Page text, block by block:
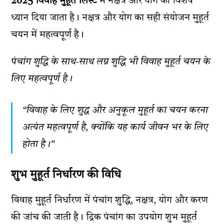
ध्यान दिया जाता है। नक्षत्र और योग का सही संयोजन मुहूर्त
चयन में महत्वपूर्ण है।
पंचांग शुद्धि के साथ-साथ लग्न शुद्धि भी विवाह मुहूर्त चयन के
लिए महत्वपूर्ण है।
“विवाह के लिए शुद्ध और अनुकूल मुहूर्त का चयन करना
अत्यंत महत्वपूर्ण है, क्योंकि यह कार्य जीवन भर के लिए
होता है।”
शुभ मुहूर्त निर्धारण की विधि
विवाह मुहूर्त निर्धारण में पंचांग शुद्धि, नक्षत्र, योग और करण
की जांच की जाती है। द्रिक पंचांग का उपयोग शुभ मुहूर्त